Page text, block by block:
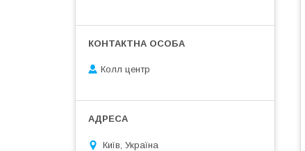
Колл центр
Київ, Україна